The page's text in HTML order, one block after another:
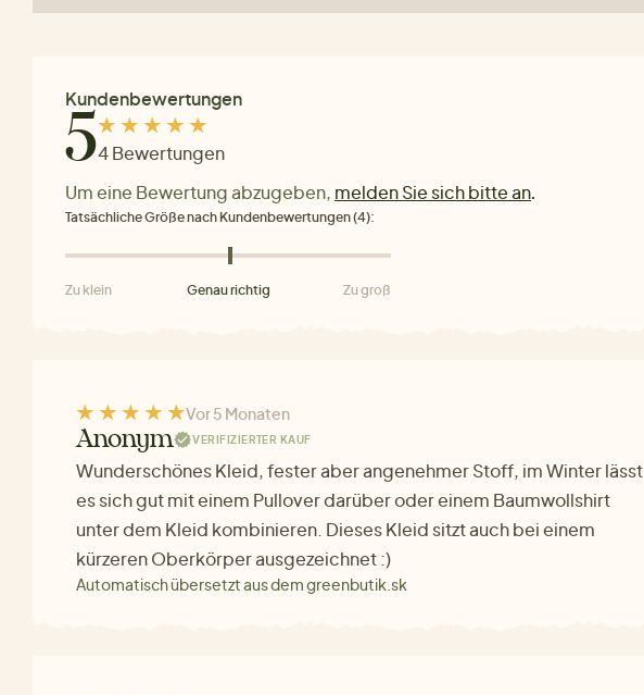
Kundenbewertungen
54 Bewertungen
Um eine Bewertung abzugeben, melden Sie sich bitte an.
Tatsächliche Größe nach Kundenbewertungen (4):
Zu klein Genau richtig Zu groß
Vor 5 Monaten
Anonym VERIFIZIERTER KAUF
Wunderschönes Kleid, fester aber angenehmer Stoff, im Winter lässt
es sich gut mit einem Pullover darüber oder einem Baumwollshirt
unter dem Kleid kombinieren. Dieses Kleid sitzt auch bei einem
kürzeren Oberkörper ausgezeichnet :)
Automatisch übersetzt aus dem greenbutik.sk